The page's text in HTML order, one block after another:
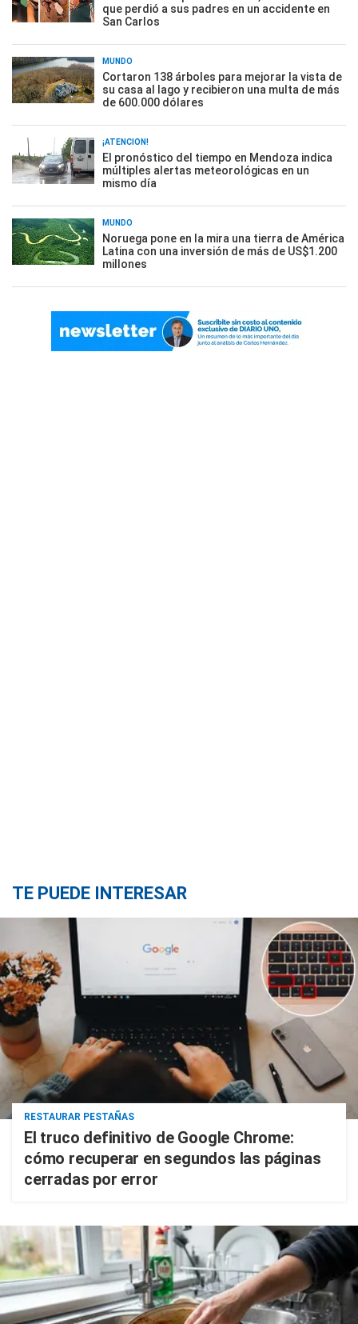
que perdió a sus padres en un accidente en
San Carlos
MUNDO
Cortaron 138 árboles para mejorar la vista de
su casa al lago y recibieron una multa de más
de 600.000 dólares
¡ATENCIÓN!
El pronóstico del tiempo en Mendoza indica
múltiples alertas meteorológicas en un
mismo día
MUNDO
Noruega pone en la mira una tierra de América
Latina con una inversión de más de US$1.200
millones
TE PUEDE INTERESAR
RESTAURAR PESTAÑAS
El truco definitivo de Google Chrome:
cómo recuperar en segundos las páginas
cerradas por error